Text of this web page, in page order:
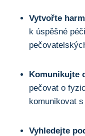
Vytvořte
k úspěšné
Komunikujte
pečovat o
komunikovat
Vyhledejte